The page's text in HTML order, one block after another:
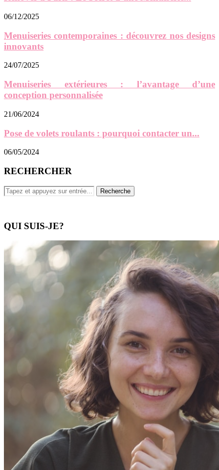
06/12/2025
Menuiseries contemporaines : découvrez nos designs
innovants
24/07/2025
Menuiseries extérieures : l’avantage d’une
conception personnalisée
21/06/2024
Pose de volets roulants : pourquoi contacter un...
06/05/2024
RECHERCHER
QUI SUIS-JE?